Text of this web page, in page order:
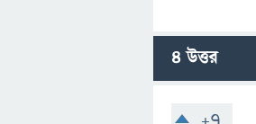
4উত্তর